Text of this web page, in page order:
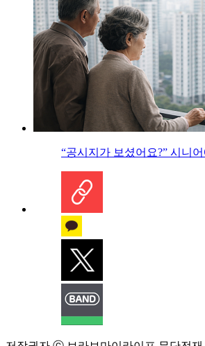
“공시지가 보셨어요?” 시니